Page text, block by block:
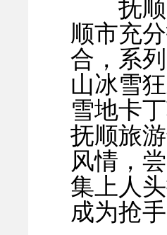
抚顺
顺市充
合，系
山冰雪
雪地卡
抚顺旅
风情，
集上人
成为抢